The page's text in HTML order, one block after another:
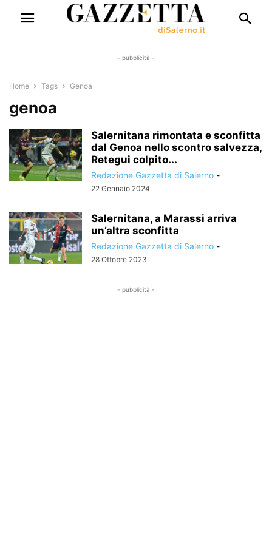
- pubblicità -
Home Tags Genoa
genoa
Salernitana rimontata e sconfitta
dal Genoa nello scontro salvezza,
Retegui colpito...
Redazione Gazzetta di Salerno -
22 Gennaio 2024
Salernitana, a Marassi arriva
un’altra sconfitta
Redazione Gazzetta di Salerno -
28 Ottobre 2023
- pubblicità -